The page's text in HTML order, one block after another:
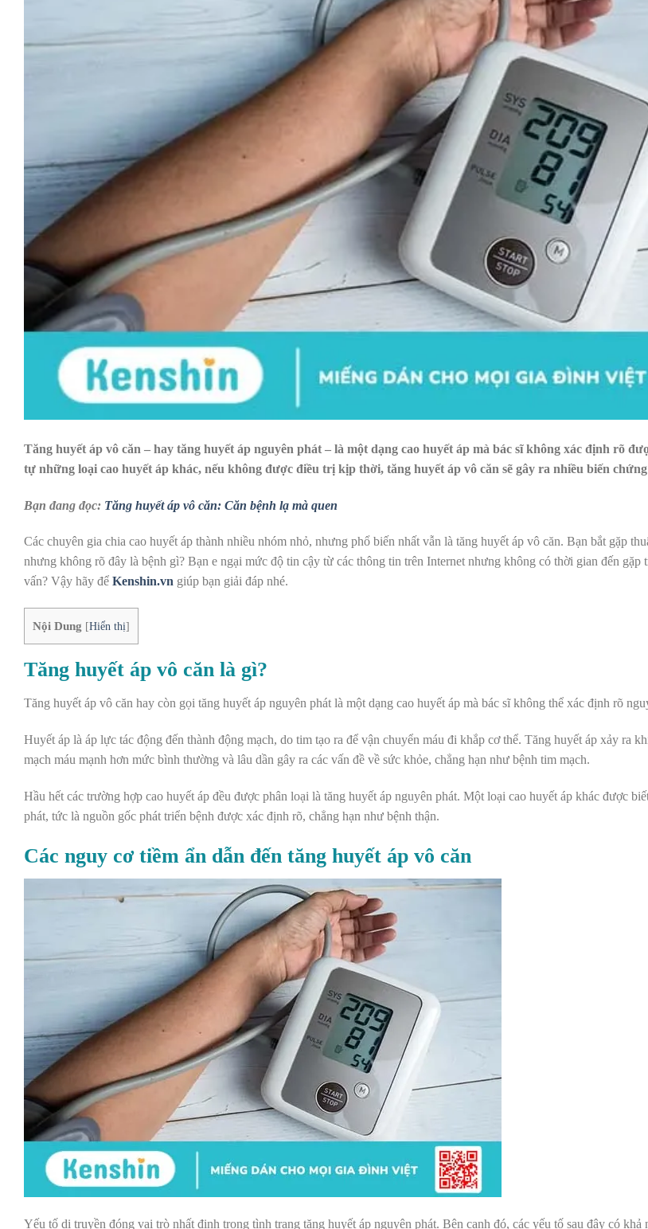
Tăng huyết áp vô căn – hay tăng huyết áp nguyên phát – là một dạng cao huyết áp mà bác sĩ không xác định rõ
tự những loại cao huyết áp khác, nếu không được điều trị kịp thời, tăng huyết áp vô căn sẽ gây ra nhiều biến
Bạn đang đọc: Tăng huyết áp vô căn: Căn bệnh lạ mà quen
Các chuyên gia chia cao huyết áp thành nhiều nhóm nhỏ, nhưng phổ biến nhất vẫn là tăng huyết áp vô căn. Bạn bắt gặp
nhưng không rõ đây là bệnh gì? Bạn e ngại mức độ tin cậy từ các thông tin trên Internet nhưng không có thời gian đến gặp
vấn? Vậy hãy để Kenshin.vn giúp bạn giải đáp nhé.
Nội Dung [Hiển thị]
Tăng huyết áp vô căn là gì?
Tăng huyết áp vô căn hay còn gọi tăng huyết áp nguyên phát là một dạng cao huyết áp mà bác sĩ không thể xác định rõ
Huyết áp là áp lực tác động đến thành động mạch, do tim tạo ra để vận chuyển máu đi khắp cơ thể. Tăng huyết áp xảy ra
mạch máu mạnh hơn mức bình thường và lâu dần gây ra các vấn đề về sức khỏe, chẳng hạn như bệnh tim mạch.
Hầu hết các trường hợp cao huyết áp đều được phân loại là tăng huyết áp nguyên phát. Một loại cao huyết áp khác được
phát, tức là nguồn gốc phát triển bệnh được xác định rõ, chẳng hạn như bệnh thận.
Các nguy cơ tiềm ẩn dẫn đến tăng huyết áp vô căn
Yếu tố di truyền đóng vai trò nhất định trong tình trạng tăng huyết áp nguyên phát. Bên cạnh đó, các yếu tố sau đây có khả